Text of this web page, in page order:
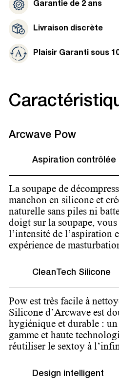
Garantie de 2 ans
Livraison discrète
Plaisir Garanti sous
Arcwave Pow
Aspiration contrôlée
La soupape de
manchon en silicone et
naturelle sans piles ni
doigt sur la soupape,
l’intensité de l’aspiration
expérience de
CleanTech Silicone
Pow est très facile à
Silicone d’Arcwave est
hygiénique et durable :
gamme et haute
réutiliser le sextoy à
Design intelligent